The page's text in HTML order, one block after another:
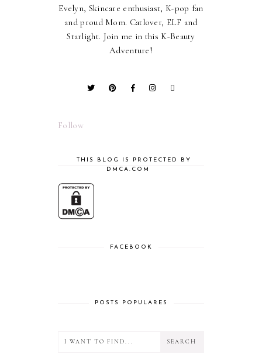
Evelyn, Skincare enthusiast, K-pop fan
and proud Mom. Catlover, ELF and
Starlight. Join me in this K-Beauty
Adventure!
Follow
THIS BLOG IS PROTECTED BY
DMCA.COM
FACEBOOK
POSTS POPULARES